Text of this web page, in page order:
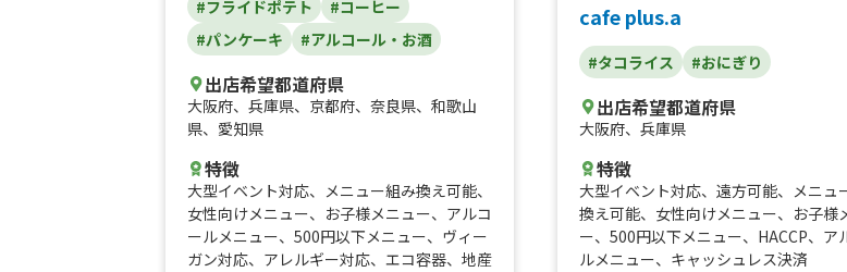
スコーヒー、ホットコーヒー、アング
き、ワンコイン 生姜焼き丼、ワンコ
唐揚げ丼、ワンコイン ヘルシー鶏む
ダ、ワンコイン タコライス丼、ワンコ
ン ネギ塩豚丼、ワンコイン 無水キー
級グルメ からし焼き、濃厚クラムチャ
ー、ポトフ、タコライス、昭和のホッ
ク、タルタルチキンバーガー
#フライドポテト
#コーヒー
#パンケーキ
#アルコール・お酒
出店希望都道府県
大阪府、 兵庫県、 京都府、 奈良県、 和歌山
県、 愛知県
特徴
大型イベント対応、 メニュー組み換え可能、
女性向けメニュー、 お子様メニュー、 アルコ
ールメニュー、 500円以下メニュー、 ヴィー
ガン対応、 アレルギー対応、 エコ容器、 地産
cafe plus.a
#タコライス #おにぎり
出店希望都道府県
大阪府、 兵庫県
特徴
大型イベント対応、 遠方可能、
メニュ
換え可能、 女性向けメニュー、 お子様
ー、 500円以下メニュー、 HACCP、 ア
ルメニュー、 キャッシュレス決済